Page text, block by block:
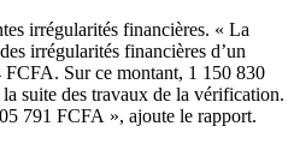
irrégularités financières. « La
irrégularités financières d’un
Sur ce montant, 1 150 830
suite des travaux de la vérification.
791 FCFA », ajoute le rapport.